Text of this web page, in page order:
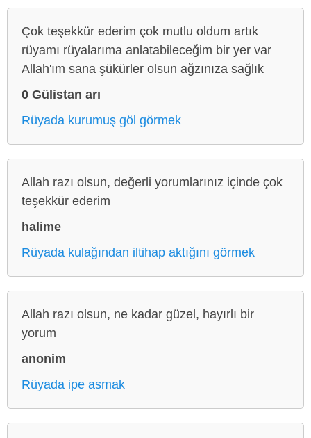
Çok teşekkür ederim çok mutlu oldum artık
rüyamı rüyalarıma anlatabileceğim bir yer var
Allah'ım sana şükürler olsun ağzınıza sağlık
0 Gülistan arı
Rüyada kurumuş göl görmek
Allah razı olsun, değerli yorumlarınız içinde çok
teşekkür ederim
halime
Rüyada kulağından iltihap aktığını görmek
Allah razı olsun, ne kadar güzel, hayırlı bir
yorum
anonim
Rüyada ipe asmak